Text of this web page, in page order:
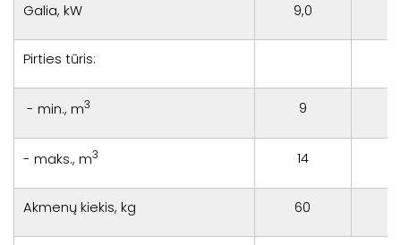
Galia, kW 9,0
Pirties tūris:
- min., m3 9
- maks., m3 14
Akmenų kiekis, kg 60